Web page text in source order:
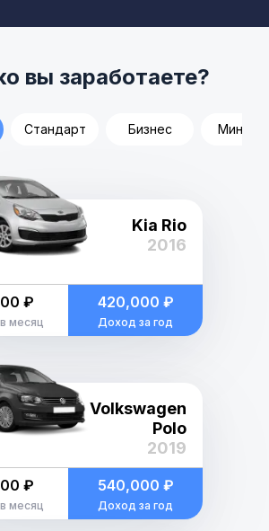
вы заработаете?
Стандарт Бизнес
Kia Rio
2016
₽
месяц
420,000 ₽
Доход за год
Volkswagen
Polo
2019
₽
месяц
540,000 ₽
Доход за год